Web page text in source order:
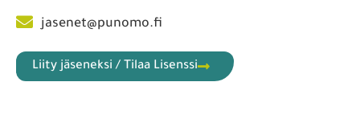
jasenet@punomo.fi
Liity jäseneksi / Tilaa Lisenssi